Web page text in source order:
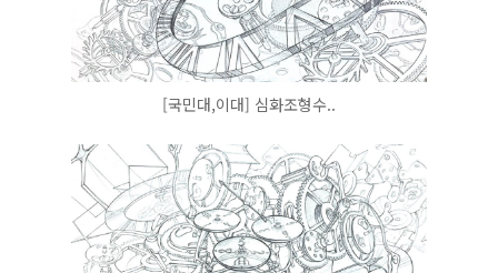
[국민대,이대] 심화조형수..